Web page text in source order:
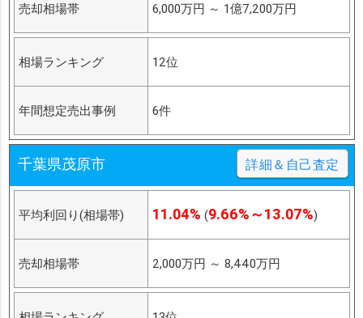
売却相場帯 6,000万円 ～ 1億7,200万円
相場ランキング 12位
年間想定売出事例 6件
千葉県茂原市 詳細＆自己査定
平均利回り(相場帯) 11.04% (9.66%～13.07%)
売却相場帯 2,000万円 ～ 8,440万円